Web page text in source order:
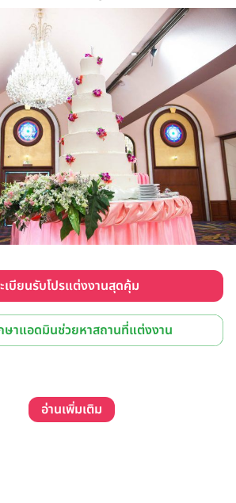
เบียนรับโปรแต่งงานสุดคุ้ม
ษาแอดมินช่วยหาสถานที่แต่งงาน
อ่านเพิ่มเติม